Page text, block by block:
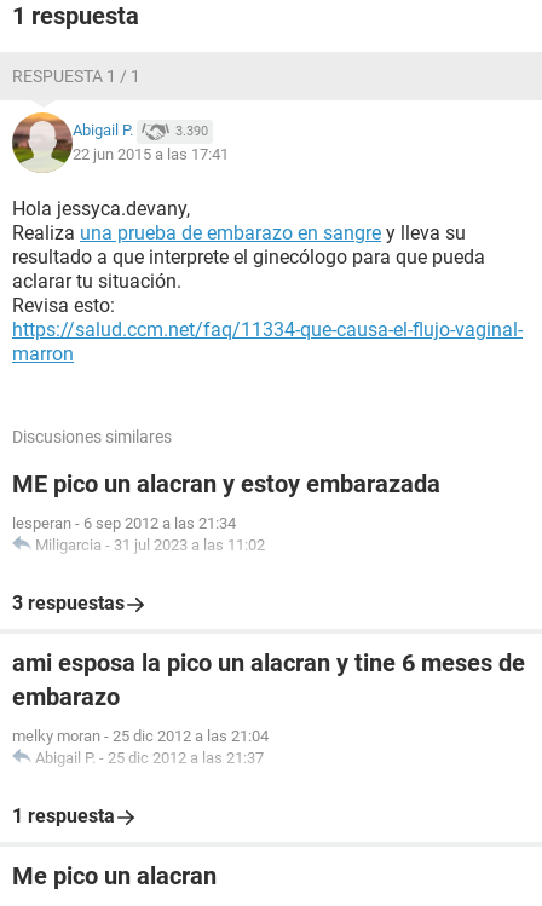
1 respuesta
RESPUESTA 1 / 1
Abigail P. 3.390
22 jun 2015 a las 17:41
Hola jessyca.devany,
Realiza una prueba de embarazo en sangre y lleva su
resultado a que interprete el ginecólogo para que pueda
aclarar tu situación.
Revisa esto:
https://salud.ccm.net/faq/11334-que-causa-el-flujo-vaginal-
marron
Discusiones similares
ME pico un alacran y estoy embarazada
lesperan - 6 sep 2012 a las 21:34
Miligarcia - 31 jul 2023 a las 11:02
3 respuestas
ami esposa la pico un alacran y tine 6 meses de
embarazo
melky moran - 25 dic 2012 a las 21:04
Abigail P. - 25 dic 2012 a las 21:37
1 respuesta
Me pico un alacran